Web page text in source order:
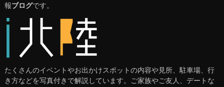
報ブログです。
たくさんのイベントやお出かけスポットの内容や見所、駐車場、行
き方などを写真付きで解説しています。ご家族やご友人、デートな